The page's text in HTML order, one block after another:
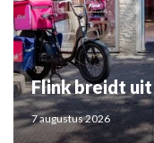
Flink breidt
7 augustus 2026